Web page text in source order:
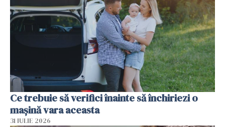
Ce trebuie să verifici înainte să închiriezi o
mașină vara aceasta
31 IULIE 2026